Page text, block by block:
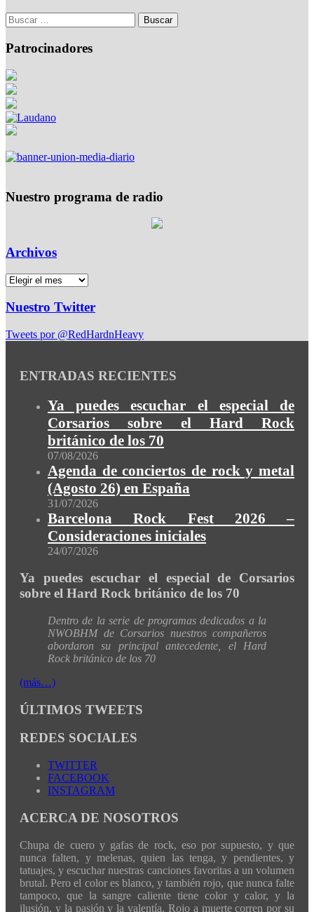
Patrocinadores
Nuestro programa de radio
Archivos
Nuestro Twitter
Tweets por @RedHardnHeavy
ENTRADAS RECIENTES
Ya puedes escuchar el especial de
Corsarios sobre el Hard Rock
británico de los 70
07/08/2026
Agenda de conciertos de rock y metal
(Agosto 26) en España
31/07/2026
Barcelona Rock Fest 2026 –
Consideraciones iniciales
24/07/2026
Ya puedes escuchar el especial de Corsarios
sobre el Hard Rock británico de los 70
Dentro de la serie de programas dedicados a la
NWOBHM de Corsarios nuestros compañeros
abordaron su principal antecedente, el Hard
Rock británico de los 70
(más…)
ÚLTIMOS TWEETS
REDES SOCIALES
TWITTER
FACEBOOK
INSTAGRAM
ACERCA DE NOSOTROS
Chupa de cuero y gafas de rock, eso por supuesto, y que
nunca falten, y melenas, quien las tenga, y pendientes, y
tatuajes, y escuchar nuestras canciones favoritas a un volumen
brutal. Pero el color es blanco, y también rojo, que nunca falte
tampoco, que la sangre caliente tiene color y calor, y la
ilusión, y la pasión y la valentía. Rojo a muerte corren por su